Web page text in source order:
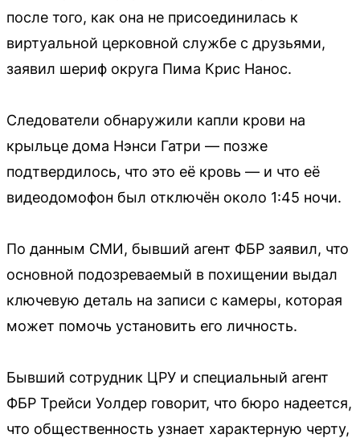
после того, как она не присоединилась к
виртуальной церковной службе с друзьями,
заявил шериф округа Пима Крис Нанос.
Следователи обнаружили капли крови на
крыльце дома Нэнси Гатри — позже
подтвердилось, что это её кровь — и что её
видеодомофон был отключён около 1:45 ночи.
По данным СМИ, бывший агент ФБР заявил, что
основной подозреваемый в похищении выдал
ключевую деталь на записи с камеры, которая
может помочь установить его личность.
Бывший сотрудник ЦРУ и специальный агент
ФБР Трейси Уолдер говорит, что бюро надеется,
что общественность узнает характерную черту,